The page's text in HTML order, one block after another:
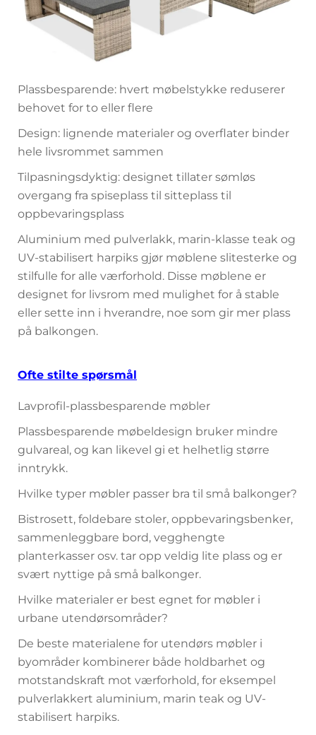
Plassbesparende: hvert møbelstykke reduserer
behovet for to eller flere
Design: lignende materialer og overflater binder
hele livsrommet sammen
Tilpasningsdyktig: designet tillater sømløs
overgang fra spiseplass til sitteplass til
oppbevaringsplass
Aluminium med pulverlakk, marin-klasse teak og
UV-stabilisert harpiks gjør møblene slitesterke og
stilfulle for alle værforhold. Disse møblene er
designet for livsrom med mulighet for å stable
eller sette inn i hverandre, noe som gir mer plass
på balkongen.
Ofte stilte spørsmål
Lavprofil-plassbesparende møbler
Plassbesparende møbeldesign bruker mindre
gulvareal, og kan likevel gi et helhetlig større
inntrykk.
Hvilke typer møbler passer bra til små balkonger?
Bistrosett, foldebare stoler, oppbevaringsbenker,
sammenleggbare bord, vegghengte
planterkasser osv. tar opp veldig lite plass og er
svært nyttige på små balkonger.
Hvilke materialer er best egnet for møbler i
urbane utendørsområder?
De beste materialene for utendørs møbler i
byområder kombinerer både holdbarhet og
motstandskraft mot værforhold, for eksempel
pulverlakkert aluminium, marin teak og UV-
stabilisert harpiks.